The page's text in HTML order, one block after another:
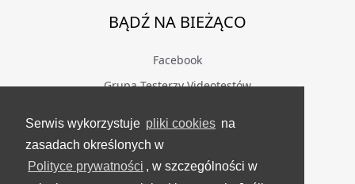
Serwis wykorzystuje pliki cookies na
zasadach określonych w
Polityce prywatności , w szczególności w
BĄDŹ NA BIEŻĄCO
Facebook
Grupa Testerzy Videotestów
Instagram